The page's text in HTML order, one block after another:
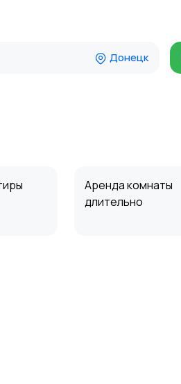
Донецк
Аренда комнаты
длительно